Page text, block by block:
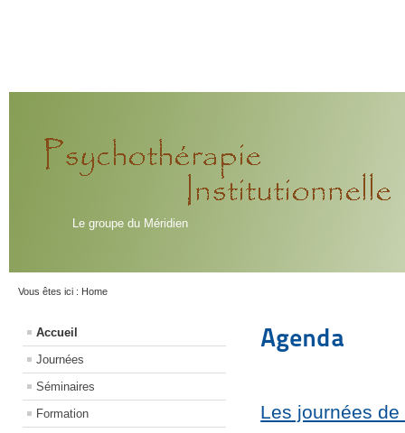
Le groupe du Méridien
Vous êtes ici : Home
Accueil
Journées
Séminaires
Formation
Agenda
Les journées